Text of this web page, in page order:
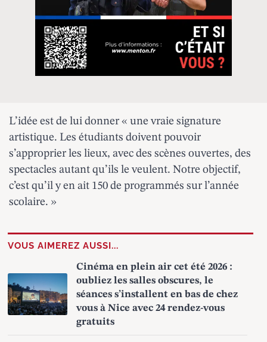
L’idée est de lui donner « une vraie signature
artistique. Les étudiants doivent pouvoir
s’approprier les lieux, avec des scènes ouvertes, des
spectacles autant qu’ils le veulent. Notre objectif,
c’est qu’il y en ait 150 de programmés sur l’année
scolaire. »
VOUS AIMEREZ AUSSI...
Cinéma en plein air cet été 2026 :
oubliez les salles obscures, le
séances s’installent en bas de chez
vous à Nice avec 24 rendez-vous
gratuits